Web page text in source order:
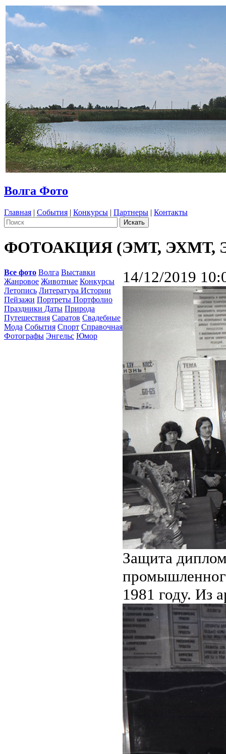
Волга Фото
Главная | События | Конкурсы | Партнеры | Контакты
ФОТОАКЦИЯ (ЭМТ, ЭХМТ,
Все фото Волга Выставки
Жанровое Животные Конкурсы
Летопись Литература Истории
Пейзажи Портреты Портфолио
Праздники Даты Природа
Путешествия Саратов Свадебные
Мода События Спорт Справочная
Фотографы Энгельс Юмор
14/12/2019
Защита
1981 году. Из